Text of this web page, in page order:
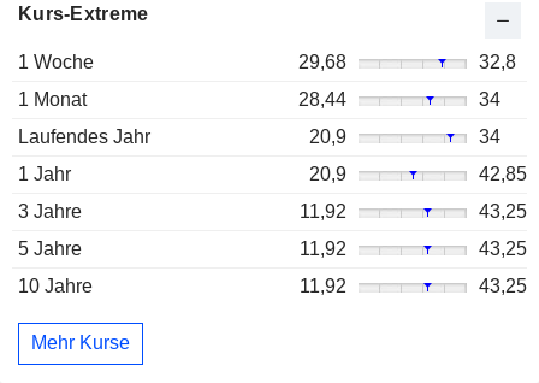
Kurs-Extreme
1 Woche 29,68
32,8
1 Monat
28,44
34
Laufendes Jahr
20,9
34
1 Jahr
20,9
42,85
3 Jahre
11,92
43,25
5 Jahre
11,92
43,25
10 Jahre
11,92 43,25
Mehr Kurse